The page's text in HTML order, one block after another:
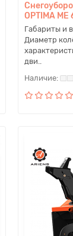
OPTIMA ME
Габариты и
Диаметр
дви..